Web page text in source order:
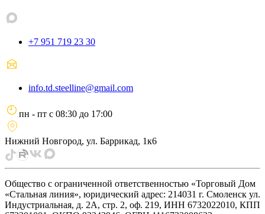
+7 951 719 23 30
info.td.steelline@gmail.com
пн - пт с 08:30 до 17:00
Нижний Новгород, ул. Баррикад, 1к6
Общество с ограниченной ответственностью «Торговый Дом
«Стальная линия», юридический адрес: 214031 г. Смоленск ул.
Индустриальная, д. 2А, стр. 2, оф. 219, ИНН 6732022010, КПП